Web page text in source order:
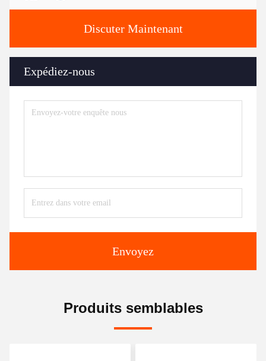
Discuter Maintenant
Expédiez-nous
Envoyez
Produits semblables